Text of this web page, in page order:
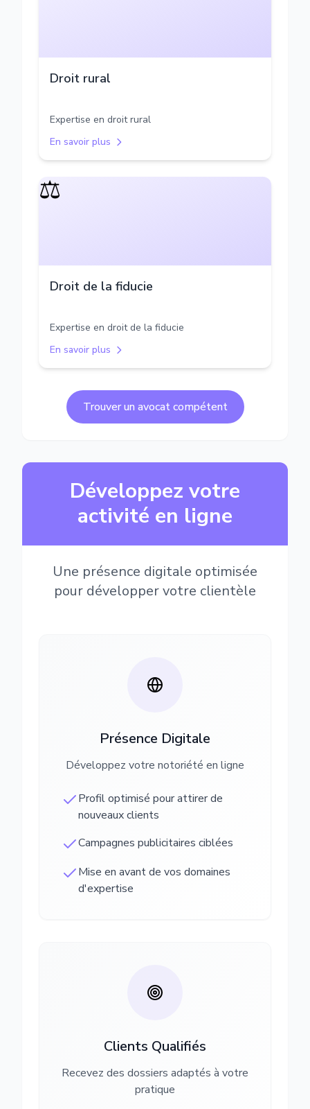
Droit rural
Expertise en droit rural
En savoir plus
⚖️
Droit de la fiducie
Expertise en droit de la fiducie
En savoir plus
Trouver un avocat compétent
Développez votre
activité en ligne
Une présence digitale optimisée
pour développer votre clientèle
Présence Digitale
Développez votre notoriété en ligne
Profil optimisé pour attirer de
nouveaux clients
Campagnes publicitaires ciblées
Mise en avant de vos domaines
d'expertise
Clients Qualifiés
Recevez des dossiers adaptés à votre
pratique